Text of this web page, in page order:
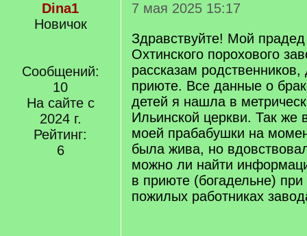
Dina1
Новичок
Сообщений:
10
На сайте с
2024 г.
Рейтинг:
6
7 мая 2025 15:17
Здравствуйте! Мой
Охтинского порохового
рассказам
приюте. Все данные о
детей я нашла в
Ильинской церкви. Так же
моей прабабушки на
была жива, но
можно ли найти
в приюте (богадельне)
пожилых работниках